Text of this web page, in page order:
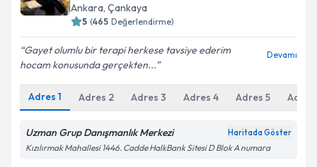
Ankara, Çankaya
5 (465 Değerlendirme)
Gayet olumlu bir terapi herkese tavsiye ederim
hocam konusunda gerçekten...
Devamı
Adres 1 Adres 2 Adres 3 Adres 4 Adres 5 Adres
Uzman Grup Danışmanlık Merkezi Haritada Göster
Kızılırmak Mahallesi 1446. Cadde HalkBank Sitesi D Blok A numara